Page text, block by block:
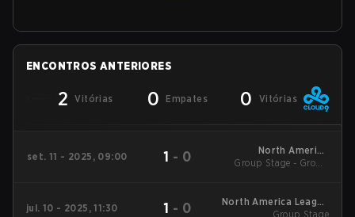
ENCONTROS ANTERIORES
2 Vitórias 0 Empates 0 Vitórias
set. 11 - 2025, 09:00 1 - 0
North America
League Stage 2
Group Stage - Group
jul. 10 - 2025, 11:30 1 - 0
North America League
Stage 1
Group Stage